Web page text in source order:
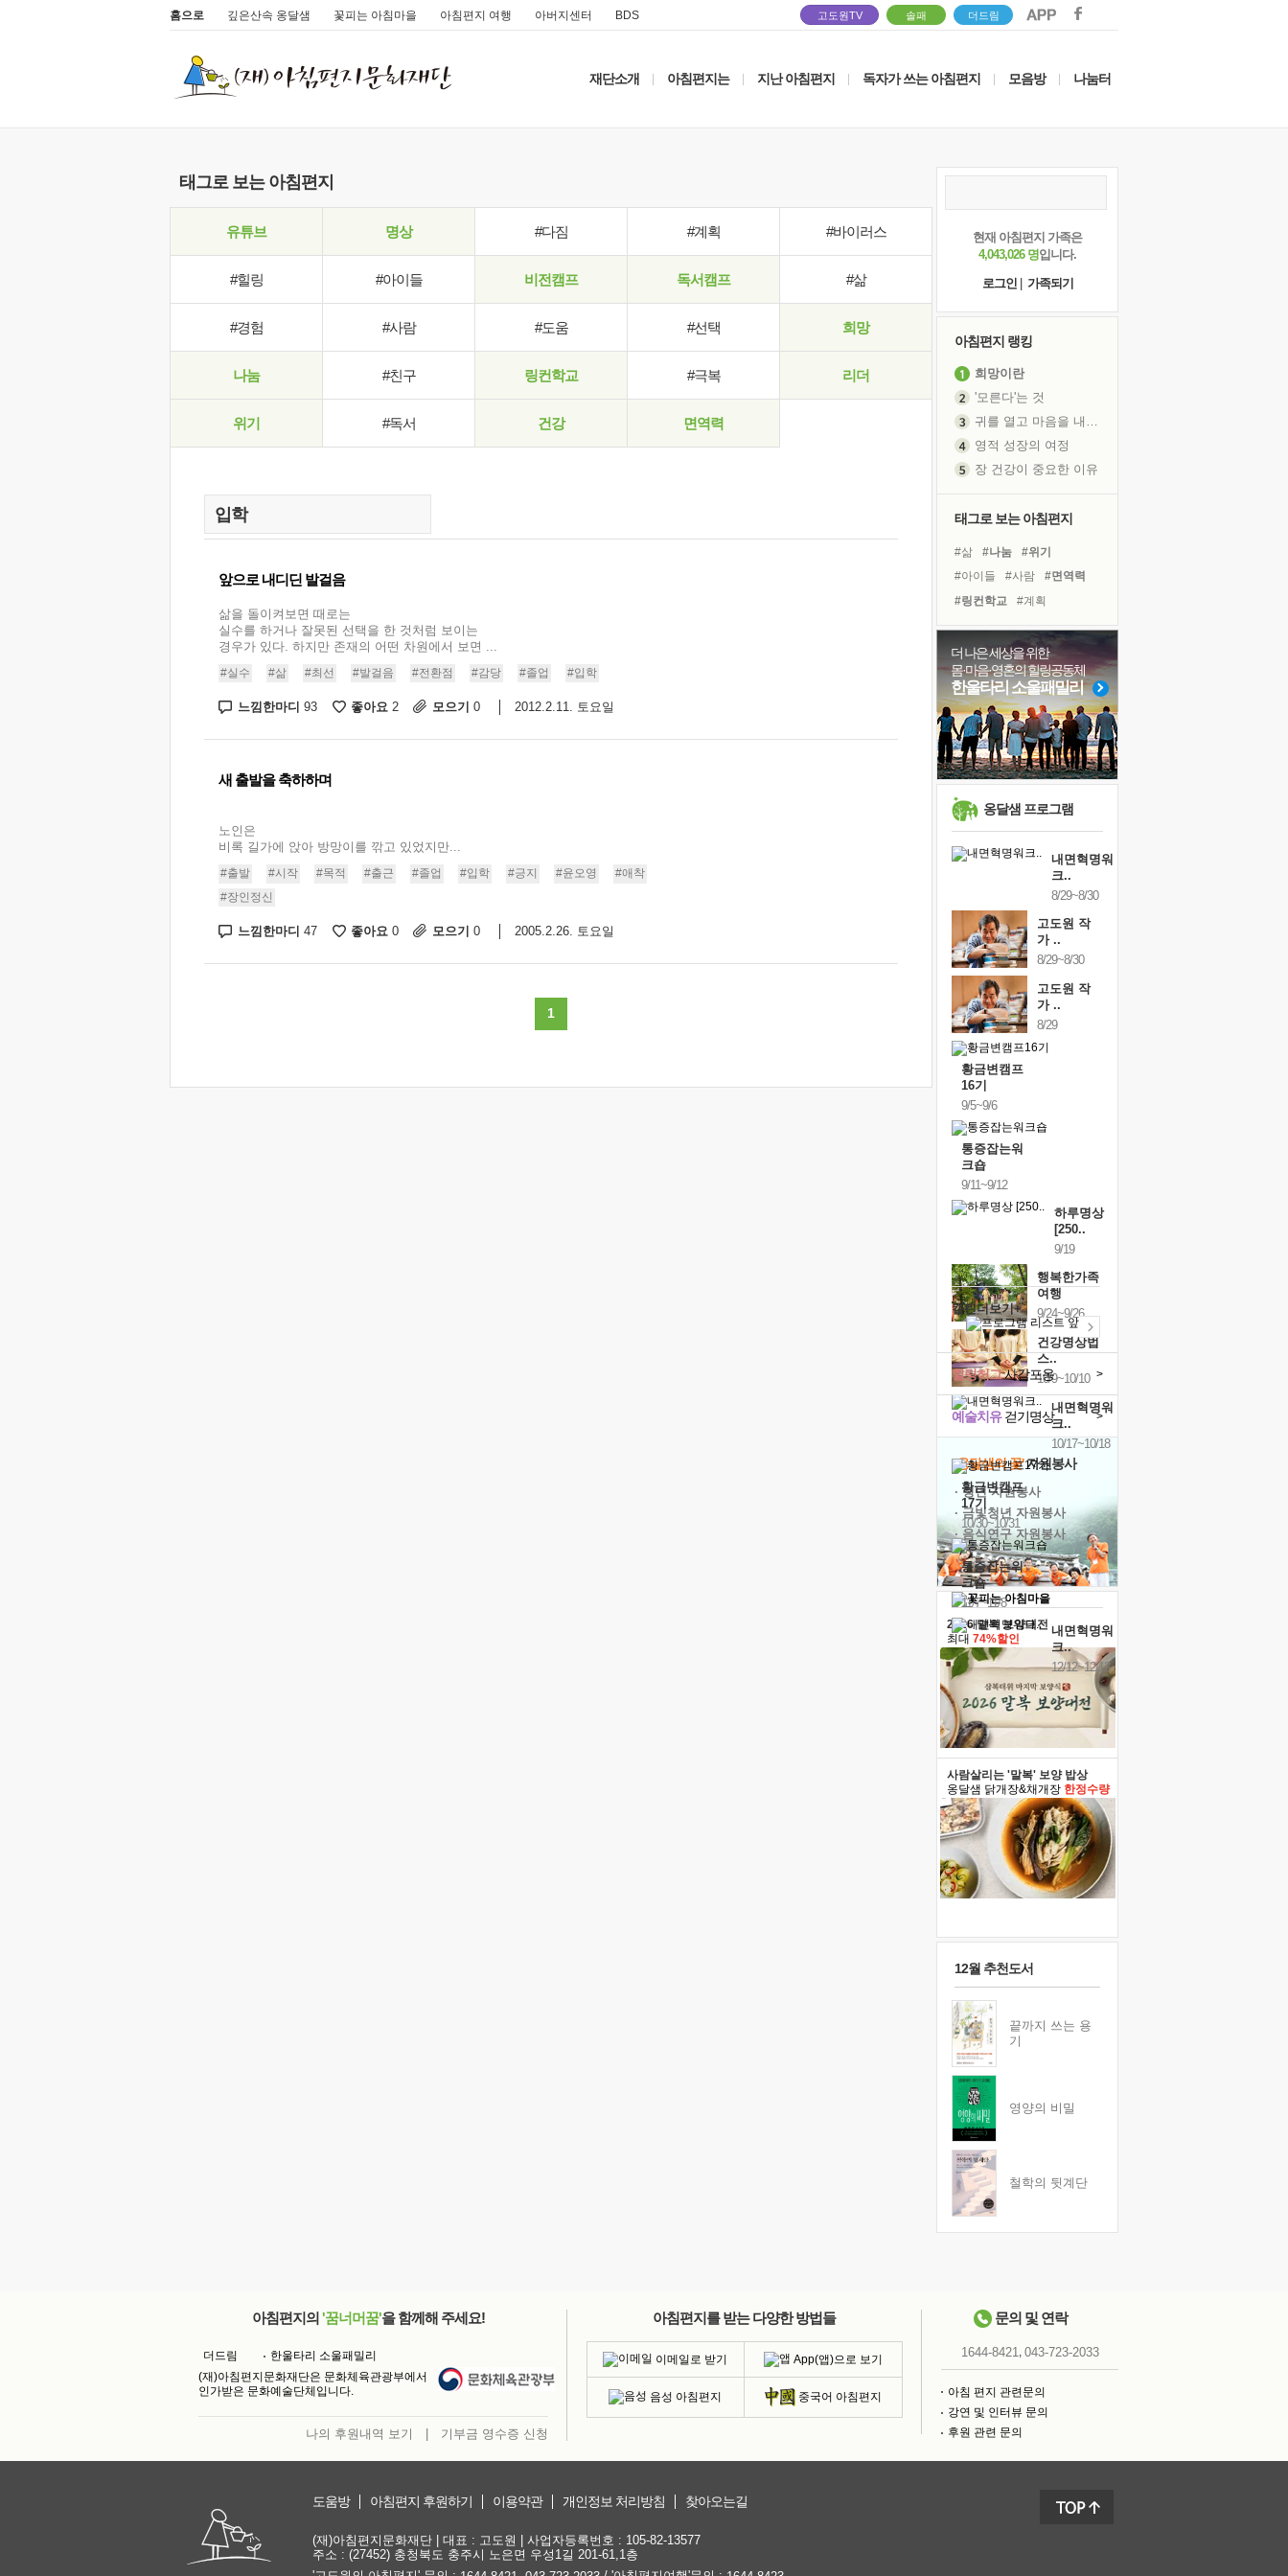
홈으로 깊은산속 옹달샘 꽃피는 아침마을 아침편지 여행 아버지센터 BDS 고도원TV 솔패 더드림
재단소개 아침편지는 지난 아침편지 독자가 쓰는 아침편지 모음방 나눔터
태그로 보는 아침편지
유튜브 명상 #다짐 #계획 #바이러스
#힐링 #아이들 비전캠프 독서캠프 #삶
#경험 #사람 #도움 #선택 희망
나눔 #친구 링컨학교 #극복 리더
위기 #독서 건강 면역력
앞으로 내디딘 발걸음
삶을 돌이켜보면 때로는
실수를 하거나 잘못된 선택을 한 것처럼 보이는
경우가 있다. 하지만 존재의 어떤 차원에서 보면 ...
#실수 #삶 #최선 #발걸음 #전환점 #감당 #졸업 #입학
느낌한마디 93 좋아요 2 모으기 0 2012.2.11. 토요일
새 출발을 축하하며
노인은
비록 길가에 앉아 방망이를 깎고 있었지만...
#출발 #시작 #목적 #출근 #졸업 #입학 #긍지 #윤오영
#애착
#장인정신
느낌한마디 47 좋아요 0 모으기 0 2005.2.26. 토요일
1
현재 아침편지 가족은
4,043,026 명입니다.
로그인
가족되기
아침편지 랭킹
희망이란
'모른다'는 것
귀를 열고 마음을 내어주고
영적 성장의 여정
장 건강이 중요한 이유
꿈이 실제가 되는 것
'말 타는 법'을 먼저
졸업식 사진을 보며
극심한 변비, 어깨결림, 수면 장애
아픈 아버지를 위한 공간 설계
슬럼프
보고 싶은 어머니
못된 꼰대들
태그로 보는 아침편지
#삶 #나눔
#위기
#아이들
#사람
#면역력
#링컨학교
#계획
#비전캠프
#희망
#건강
#명상
#경험
#도움
#유튜브
#극복
#바이러스
#독서
#다짐
#리더
#선택 #힐링
더 나은 세상을 위한
몸·마음·영혼의 힐링공동체
한울타리 소울패밀리
옹달샘 프로그램
내면혁명워
크..
8/29~8/30
고도원 작
가 ..
8/29~8/30
고도원 작
가 ..
8/29
황금변캠프
16기
9/5~9/6
통증잡는워
크숍
9/11~9/12
하루명상
[250..
9/19
행복한가족
여행
9/24~9/26
건강명상법
스..
10/9~10/10
내면혁명워
크..
10/17~10/18
황금변캠프
17기
10/30~10/31
통증잡는워
크숍
11/7~11/8
내면혁명워
크..
12/12~12/13
캘린더보기+
예술치유걷기명상 >
힐링허그사감포옹 >
'옹달샘의 꽃'자원봉사
· 청년 자원봉사
· 금빛청년 자원봉사
· 음식연구 자원봉사
2026 말복 보양대전
최대 74%할인
사람살리는 '말복' 보양 밥상
옹달샘 닭개장&채개장 한정수량
12월 추천도서
끝까지 쓰는 용
기
영양의 비밀
철학의 뒷계단
아침편지의 '꿈너머꿈'을 함께해 주세요!
더드림
한울타리 소울패밀리
(재)아침편지문화재단은 문화체육관광부에서
인가받은 문화예술단체입니다.
나의 후원내역 보기 기부금 영수증 신청
아침편지를 받는 다양한 방법들
이메일로 받기 App(앱)으로 보기
음성 아침편지 중국어 아침편지
문의 및 연락
1644-8421, 043-723-2033
아침 편지 관련문의
강연 및 인터뷰 문의
후원 관련 문의
도움방 아침편지 후원하기 이용약관 개인정보 처리방침 찾아오는길
(재)아침편지문화재단 | 대표 : 고도원 | 사업자등록번호 : 105-82-13577
주소 : (27452) 충청북도 충주시 노은면 우성1길 201-61,1층